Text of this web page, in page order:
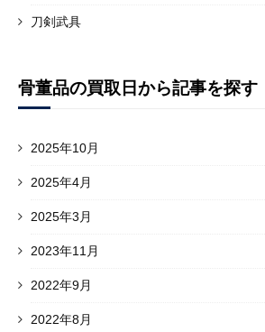
刀剣武具
骨董品の買取日から記事を探す
2025年10月
2025年4月
2025年3月
2023年11月
2022年9月
2022年8月